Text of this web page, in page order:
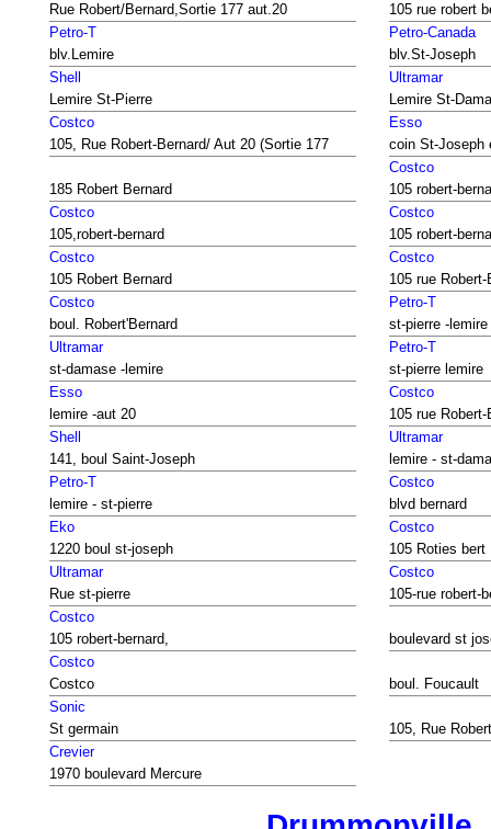
Rue Robert/Bernard,Sortie 177 aut.20
105 rue robert
Petro-T
blv.Lemire
Petro-Canada
blv.St-Joseph
Shell
Lemire St-Pierre
Ultramar
Lemire St-
Costco
105, Rue Robert-Bernard/ Aut 20 (Sortie 177
Esso
coin St-Joseph
185 Robert Bernard
Costco
105 robert-
Costco
105,robert-bernard
Costco
105 robert-
Costco
105 Robert Bernard
Costco
105 rue
Costco
boul. Robert'Bernard
Petro-T
st-pierre -lemire
Ultramar
st-damase -lemire
Petro-T
st-pierre lemire
Esso
lemire -aut 20
Costco
105 rue Robert-
Shell
141, boul Saint-Joseph
Ultramar
lemire - st-
Petro-T
lemire - st-pierre
Costco
blvd bernard
Eko
1220 boul st-joseph
Costco
105 Roties bert
Ultramar
Rue st-pierre
Costco
105-rue robert-
Costco
105 robert-bernard,
boulevard st
Costco
Costco
boul. Foucault
Sonic
St germain
105, Rue
Crevier
1970 boulevard Mercure